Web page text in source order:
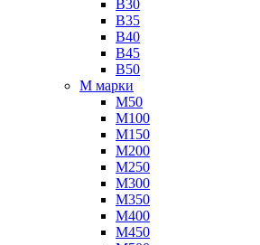
B30
B35
B40
B45
B50
М марки
М50
М100
М150
М200
М250
М300
М350
М400
М450